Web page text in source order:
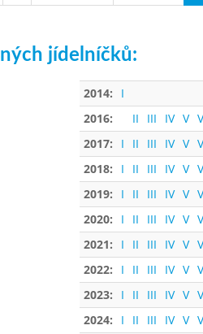
jídelníčků:
2014:
I
2016:
II III IV V
2017:
I II III IV V
2018:
I II III IV V
2019:
I II III IV V
2020:
I II III IV V
2021:
I II III IV V
2022:
I II III IV V
2023:
I II III IV V
2024:
I II III IV V